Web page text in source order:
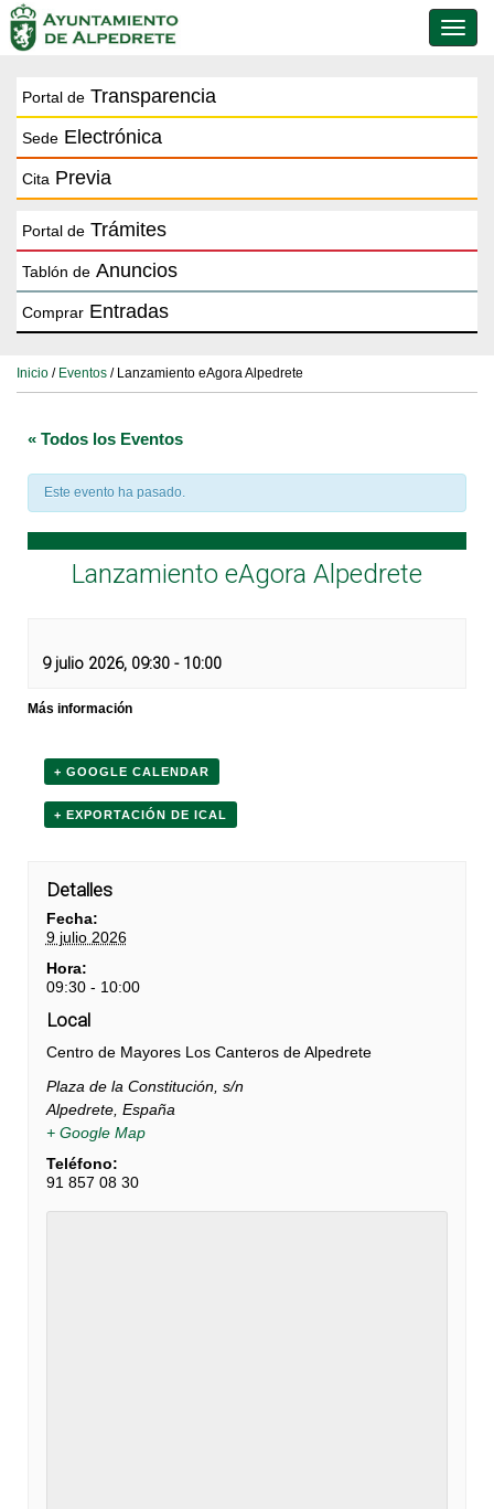
de
Portal de Transparencia
Sede Electrónica
Cita Previa
Portal de Trámites
Tablón de Anuncios
Comprar Entradas
Inicio / Eventos / Lanzamiento eAgora Alpedrete
« Todos los Eventos
Este evento ha pasado.
Lanzamiento eAgora Alpedrete
9 julio 2026, 09:30 - 10:00
Más información
+ GOOGLE CALENDAR
+ EXPORTACIÓN DE ICAL
Detalles
Fecha:
9 julio 2026
Hora:
09:30 - 10:00
Local
Centro de Mayores Los Canteros de Alpedrete
Plaza de la Constitución, s/n
Alpedrete, España
+ Google Map
Teléfono:
91 857 08 30